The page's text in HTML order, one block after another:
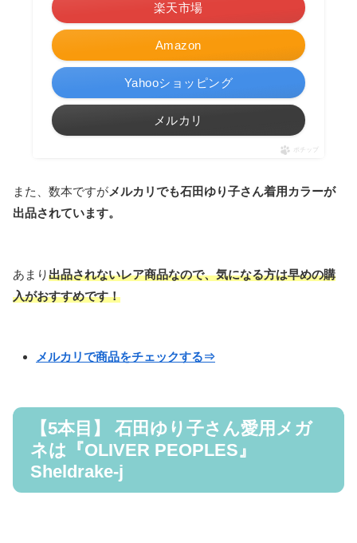
Amazon
楽天市場
Yahooショッピング
メルカリ
ポチップ
また、数本ですがメルカリでも石田ゆり子さん着用カラーが
出品されています。
あまり出品されないレア商品なので、気になる方は早めの購
入がおすすめです！
メルカリで商品をチェックする⇒
【5本目】 石田ゆり子さん愛用メガ
ネは『OLIVER PEOPLES』
Sheldrake-j